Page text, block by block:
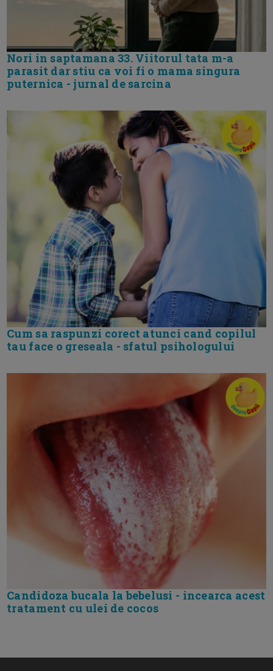
Nori in saptamana 33. Viitorul tata m-a
parasit dar stiu ca voi fi o mama singura
puternica - jurnal de sarcina
Cum sa raspunzi corect atunci cand copilul
tau face o greseala - sfatul psihologului
Candidoza bucala la bebelusi - incearca acest
tratament cu ulei de cocos